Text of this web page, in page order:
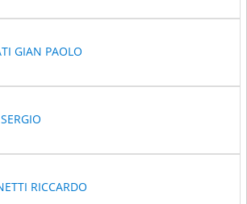
GIAN PAOLO
RICCARDO